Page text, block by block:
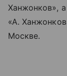
Ханжонков»,
«А.
Москве.